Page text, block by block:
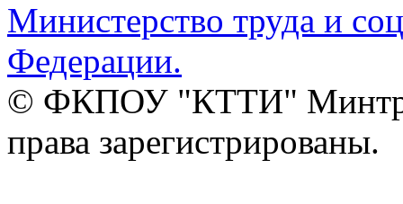
Министерство труда и
Федерации.
© ФКПОУ "КТТИ"
права зарегистрированы.